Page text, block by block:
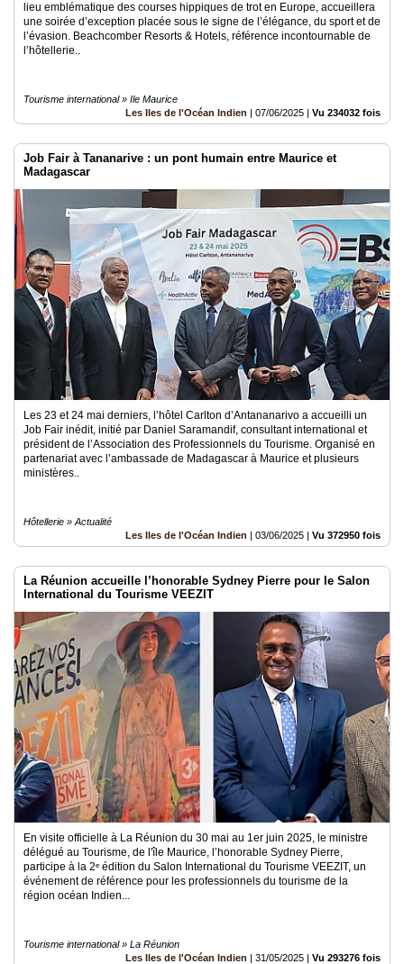
lieu emblématique des courses hippiques de trot en Europe, accueillera
une soirée d’exception placée sous le signe de l’élégance, du sport et de
l’évasion. Beachcomber Resorts & Hotels, référence incontournable de
l’hôtellerie..
Tourisme international » Ile Maurice
Les Iles de l'Océan Indien | 07/06/2025 | Vu 234032 fois
Job Fair à Tananarive : un pont humain entre Maurice et
Madagascar
Les 23 et 24 mai derniers, l’hôtel Carlton d’Antananarivo a accueilli un
Job Fair inédit, initié par Daniel Saramandif, consultant international et
président de l’Association des Professionnels du Tourisme. Organisé en
partenariat avec l’ambassade de Madagascar à Maurice et plusieurs
ministères..
Hôtellerie » Actualité
Les Iles de l'Océan Indien | 03/06/2025 | Vu 372950 fois
La Réunion accueille l’honorable Sydney Pierre pour le Salon
International du Tourisme VEEZIT
En visite officielle à La Réunion du 30 mai au 1er juin 2025, le ministre
délégué au Tourisme, de l'île Maurice, l’honorable Sydney Pierre,
participe à la 2ᵉ édition du Salon International du Tourisme VEEZIT, un
événement de référence pour les professionnels du tourisme de la
région océan Indien...
Tourisme international » La Réunion
Les Iles de l'Océan Indien | 31/05/2025 | Vu 293276 fois